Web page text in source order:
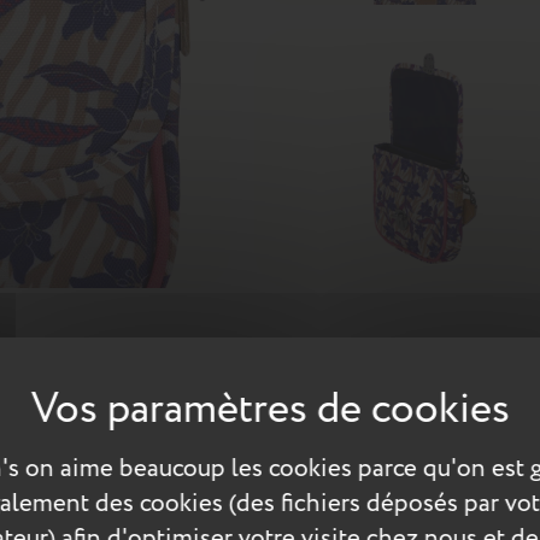
on aime beaucoup les cookies parce qu'on est
des cookies (des fichiers déposés par
! Le modèle Maïna met le Wax à l’honneur. Grâce au choix des
séduira les amoureux de voyages.
Évasion Sacs bandoulière